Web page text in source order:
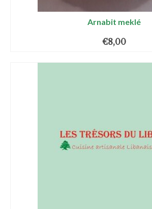
Arnabit meklé
€8,00